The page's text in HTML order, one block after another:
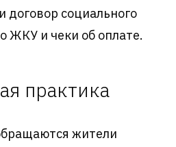
договор социального
ЖКУ и чеки об оплате.
практика
жители